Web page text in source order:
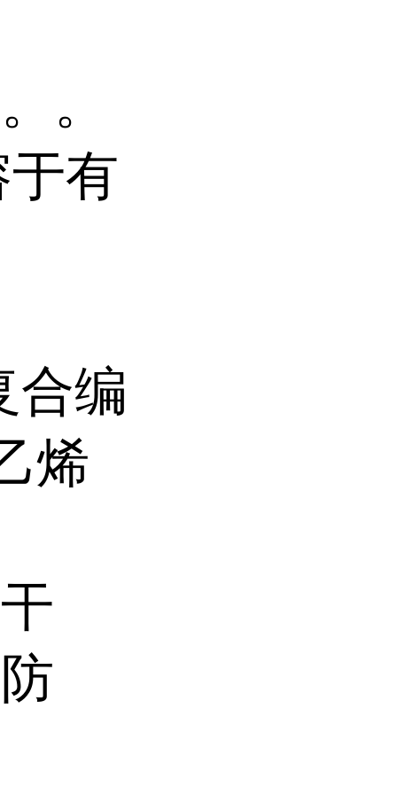
。
有
合编
烯